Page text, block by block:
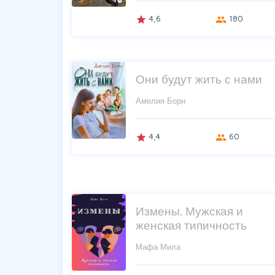
grade 4,6 group 180
Они будут жить с нами
Амелия Борн
grade 4,4 group 60
Измены. Мужская и
женская типичность
Мафа Мила